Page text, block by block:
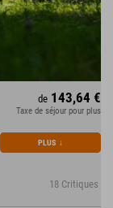
18 Critiques
de 143,64 €
Taxe de séjour pour plus
PLUS ↓